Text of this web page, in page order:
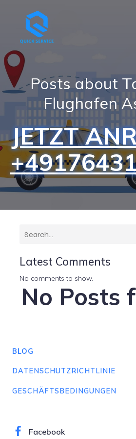
Posts about
Flughafen
JETZT
Latest Comments
No comments to show.
No Posts
BLOG
DATENSCHUTZRICHTLINIE
GESCHÄFTSBEDINGUNGEN
Facebook